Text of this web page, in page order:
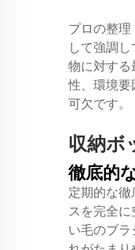
プロの整
して強調
物に対する
性、環境要
可欠です。
収納ボ
徹底的
定期的な
スを完全
い毛のブ